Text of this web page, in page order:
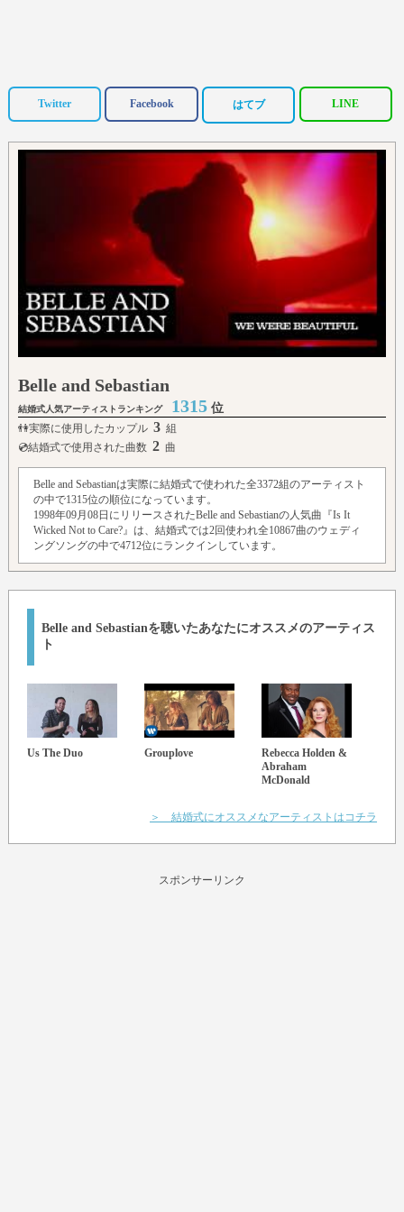
Twitter Facebook はてブ LINE
Belle and Sebastian
結婚式人気アーティストランキング 1315 位
👫実際に使用したカップル 3 組
💿結婚式で使用された曲数 2 曲
Belle and Sebastianは実際に結婚式で使われた全3372組のアーティスト
の中で1315位の順位になっています。
1998年09月08日にリリースされたBelle and Sebastianの人気曲『Is It
Wicked Not to Care?』は、結婚式では2回使われ全10867曲のウェディ
ングソングの中で4712位にランクインしています。
Belle and Sebastianを聴いたあなたにオススメのアーティス
ト
Us The Duo Grouplove
Rebecca Holden &
Abraham
McDonald
＞ 結婚式にオススメなアーティストはコチラ
スポンサーリンク